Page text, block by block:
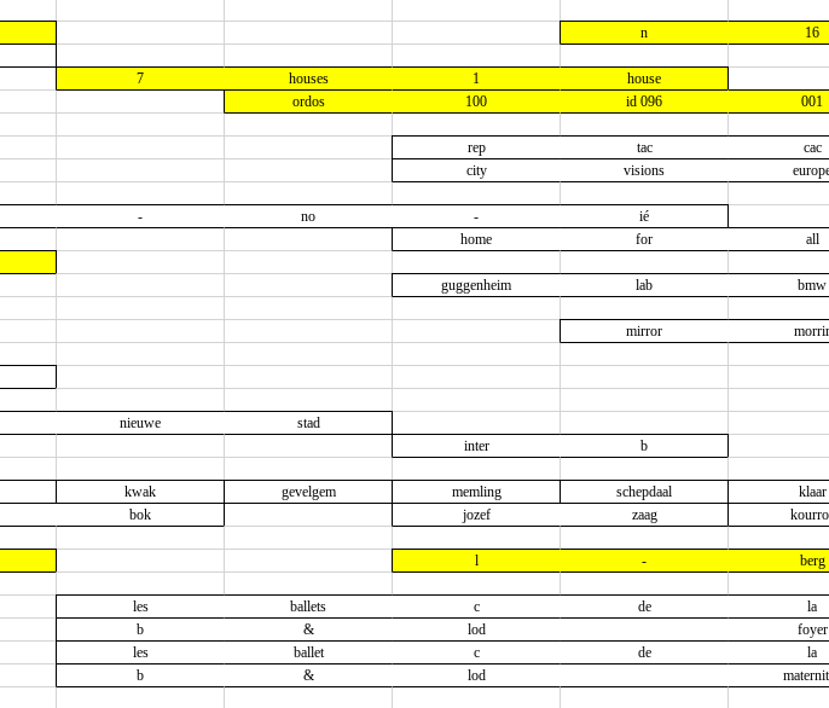
n
16
7 houses 1
house
ordos 100 id 096
001
rep tac
cac
city visions
- no -
ié
home
for
all
guggenheim lab bmw
mirror
morrir
nieuwe
stad
inter b
kwak gevelgem memling schepdaal
klaar
bok jozef zaag
l - berg
les ballets c de
la
b & lod
foyer
les ballet c de
la
b & lod